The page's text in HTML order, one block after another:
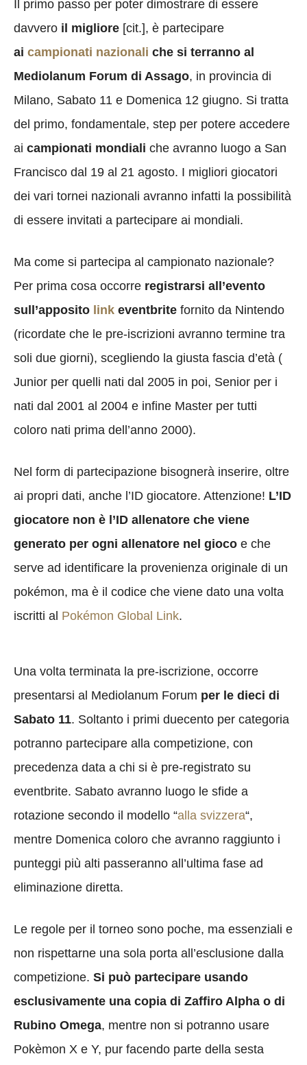
Il primo passo per poter dimostrare di essere
davvero il migliore [cit.], è partecipare
ai campionati nazionali che si terranno al
Mediolanum Forum di Assago, in provincia di
Milano, Sabato 11 e Domenica 12 giugno. Si tratta
del primo, fondamentale, step per potere accedere
ai campionati mondiali che avranno luogo a San
Francisco dal 19 al 21 agosto. I migliori giocatori
dei vari tornei nazionali avranno infatti la possibilità
di essere invitati a partecipare ai mondiali.
Ma come si partecipa al campionato nazionale?
Per prima cosa occorre registrarsi all’evento
sull’apposito link eventbrite fornito da Nintendo
(ricordate che le pre-iscrizioni avranno termine tra
soli due giorni), scegliendo la giusta fascia d’età (
Junior per quelli nati dal 2005 in poi, Senior per i
nati dal 2001 al 2004 e infine Master per tutti
coloro nati prima dell’anno 2000).
Nel form di partecipazione bisognerà inserire, oltre
ai propri dati, anche l’ID giocatore. Attenzione! L’ID
giocatore non è l’ID allenatore che viene
generato per ogni allenatore nel gioco e che
serve ad identificare la provenienza originale di un
pokémon, ma è il codice che viene dato una volta
iscritti al Pokémon Global Link.
Una volta terminata la pre-iscrizione, occorre
presentarsi al Mediolanum Forum per le dieci di
Sabato 11. Soltanto i primi duecento per categoria
potranno partecipare alla competizione, con
precedenza data a chi si è pre-registrato su
eventbrite. Sabato avranno luogo le sfide a
rotazione secondo il modello “alla svizzera“,
mentre Domenica coloro che avranno raggiunto i
punteggi più alti passeranno all’ultima fase ad
eliminazione diretta.
Le regole per il torneo sono poche, ma essenziali e
non rispettarne una sola porta all’esclusione dalla
competizione. Si può partecipare usando
esclusivamente una copia di Zaffiro Alpha o di
Rubino Omega, mentre non si potranno usare
Pokèmon X e Y, pur facendo parte della sesta